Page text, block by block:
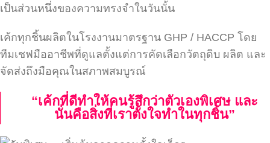
เป็นส่วนหนึ่งของความทรงจำในวันนั้น
เค้กทุกชิ้นผลิตในโรงงานมาตรฐาน GHP / HACCP โดย
ทีมเชฟมืออาชีพที่ดูแลตั้งแต่การคัดเลือกวัตถุดิบ ผลิต และ
จัดส่งถึงมือคุณในสภาพสมบูรณ์
“เค้กที่ดีทำให้คนรู้สึกว่าตัวเองพิเศษ และ
นั่นคือสิ่งที่เราตั้งใจทำในทุกชิ้น”